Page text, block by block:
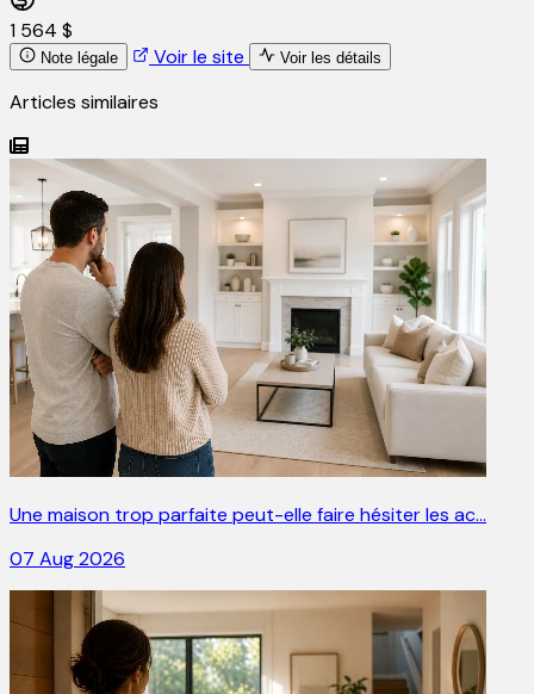
1 564 $
Note légale Voir le site Voir les détails
Articles similaires
Une maison trop parfaite peut-elle faire hésiter les ac…
07 Aug 2026